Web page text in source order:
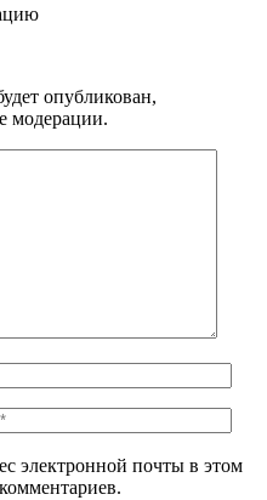
опубликован,
модерации.
электронной почты в этом